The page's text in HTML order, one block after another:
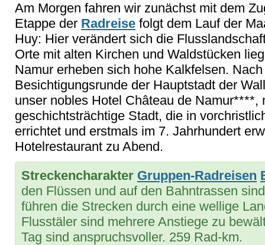
Am Morgen fahren wir zunächst mit dem
Etappe der Radreise folgt dem Lauf der
Huy: Hier verändert sich die
Orte mit alten Kirchen und Waldstücken
Namur erheben sich hohe Kalkfelsen.
Besichtigungsrunde der Hauptstadt der
unser nobles Hotel Château de Namur****,
geschichtsträchtige Stadt, die in
errichtet und erstmals im 7. Jahrhundert
Hotelrestaurant zu Abend.
Streckencharakter Gruppen-Radreisen
den Flüssen und auf den Bahntrassen
führen die Strecken durch eine wellige
Flusstäler sind mehrere Anstiege zu
Tag sind anspruchsvoller. 259 Rad-km.